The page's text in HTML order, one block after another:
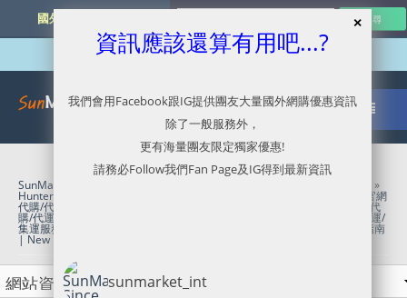
國外網購最新資訊
SunMarket 代購．代運．代寄 »
Hunter美國官網代購/代運/集運服務指南 | 指定貨品7折起 Hunter英國官網
代購/代運/集運服務指南 | Black Friday 75折優惠 Nordstrom Rack官網代
購/代運/集運服務指南 | 25折起Clearance 優惠 Nordstrom官網代購/代運/
集運服務指南 | 4折起Cold Weather Sale ZAPPOS代購/代運/集運服務指南
| New Balance 990v6 9折優惠
資訊應該還算有用吧...?
我們會用Facebook跟IG提供團友大量國外網購優惠資訊
除了一般服務外，
更有海量團友限定獨家優惠!
請務必Follow我們Fan Page及IG得到最新資訊
sunmarket_int